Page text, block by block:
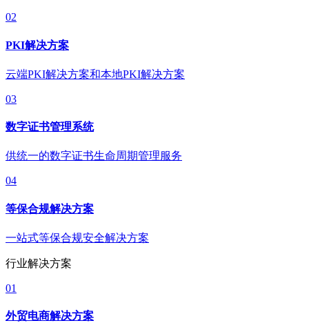
02
PKI解决方案
云端PKI解决方案和本地PKI解决方案
03
数字证书管理系统
供统一的数字证书生命周期管理服务
04
等保合规解决方案
一站式等保合规安全解决方案
行业解决方案
01
外贸电商解决方案